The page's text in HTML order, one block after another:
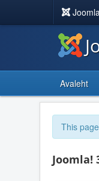
Avaleht
This
Joomla!